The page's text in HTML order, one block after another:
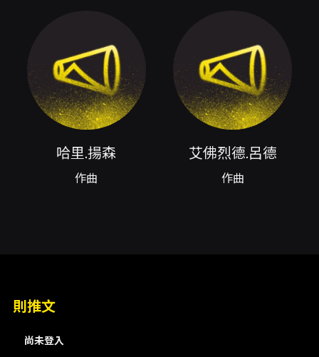
的觀眾具有額外價值。無論是對管樂團座實力感
興趣的樂迷、喜好聲樂與器樂結合的聽眾，或是
想觀察不同文化語彙（如西班牙歌劇改編、日本
印象）在管樂語言中如何被重新詮釋的觀眾，本
次年度音樂會均提供豐富的觀賞層次。 此外，本
次演出曲目呈現跨國作曲家與改編者的多元面
向，從歐洲聲樂傳統到東亞音樂印象，並以美國
或其他地區之作曲作品作為締結，顯示出節目在
曲目編排上的國際視野。演出當晚亦採電子票等
注意事項
票務與購票方式 - 售票平台：本場提供電子票，
於 OPENTIX 網站與 App 購票，亦可至分銷點
與超商機台購買（7-ELEVEN ibon、全家
哈里.揚森
作曲
艾佛烈德.呂德
作曲
則推文
尚未登入